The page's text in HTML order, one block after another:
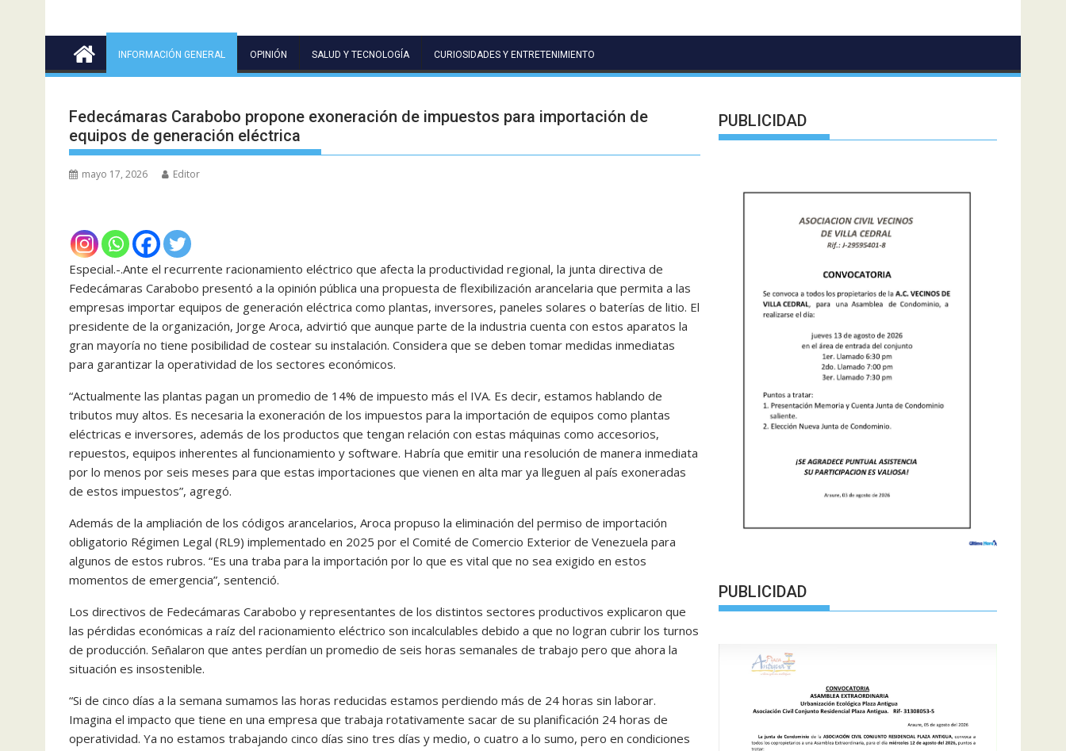
INFORMACIÓN GENERAL OPINIÓN SALUD Y TECNOLOGÍA CURIOSIDADES Y ENTRETENIMIENTO
Fedecámaras Carabobo propone exoneración de impuestos para importación de
equipos de generación eléctrica
mayo 17, 2026 Editor
Especial.-.Ante el recurrente racionamiento eléctrico que afecta la productividad regional, la junta directiva de
Fedecámaras Carabobo presentó a la opinión pública una propuesta de flexibilización arancelaria que permita a las
empresas importar equipos de generación eléctrica como plantas, inversores, paneles solares o baterías de litio. El
presidente de la organización, Jorge Aroca, advirtió que aunque parte de la industria cuenta con estos aparatos la
gran mayoría no tiene posibilidad de costear su instalación. Considera que se deben tomar medidas inmediatas
para garantizar la operatividad de los sectores económicos.
“Actualmente las plantas pagan un promedio de 14% de impuesto más el IVA. Es decir, estamos hablando de
tributos muy altos. Es necesaria la exoneración de los impuestos para la importación de equipos como plantas
eléctricas e inversores, además de los productos que tengan relación con estas máquinas como accesorios,
repuestos, equipos inherentes al funcionamiento y software. Habría que emitir una resolución de manera inmediata
por lo menos por seis meses para que estas importaciones que vienen en alta mar ya lleguen al país exoneradas
de estos impuestos”, agregó.
Además de la ampliación de los códigos arancelarios, Aroca propuso la eliminación del permiso de importación
obligatorio Régimen Legal (RL9) implementado en 2025 por el Comité de Comercio Exterior de Venezuela para
algunos de estos rubros. “Es una traba para la importación por lo que es vital que no sea exigido en estos
momentos de emergencia”, sentenció.
Los directivos de Fedecámaras Carabobo y representantes de los distintos sectores productivos explicaron que
las pérdidas económicas a raíz del racionamiento eléctrico son incalculables debido a que no logran cubrir los turnos
de producción. Señalaron que antes perdían un promedio de seis horas semanales de trabajo pero que ahora la
situación es insostenible.
“Si de cinco días a la semana sumamos las horas reducidas estamos perdiendo más de 24 horas sin laborar.
Imagina el impacto que tiene en una empresa que trabaja rotativamente sacar de su planificación 24 horas de
operatividad. Ya no estamos trabajando cinco días sino tres días y medio, o cuatro a lo sumo, pero en condiciones
PUBLICIDAD
PUBLICIDAD